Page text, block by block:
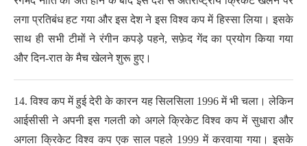
लगा प्रतिबंध हट गया और इस देश ने इस विश्व कप में हिस्सा लिया। इसके
साथ ही सभी टीमों ने रंगीन कपड़े पहने, सफ़ेद गेंद का प्रयोग किया गया
और दिन-रात के मैच खेलने शुरू हुए।
14. विश्व कप में हुई देरी के कारन यह सिलसिला 1996 में भी चला। लेकिन
आईसीसी ने अपनी इस गलती को अगले क्रिकेट विश्व कप में सुधारा और
अगला क्रिकेट विश्व कप एक साल पहले 1999 में करवाया गया। इसके